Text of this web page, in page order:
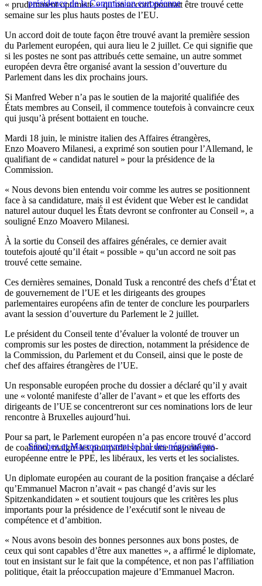
présidence de la Commission européenne
« prudemment optimiste » qu’un accord pourrait être trouvé cette
semaine sur les plus hauts postes de l’EU.
Un accord doit de toute façon être trouvé avant la première session
du Parlement européen, qui aura lieu le 2 juillet. Ce qui signifie que
si les postes ne sont pas attribués cette semaine, un autre sommet
européen devra être organisé avant la session d’ouverture du
Parlement dans les dix prochains jours.
Si Manfred Weber n’a pas le soutien de la majorité qualifiée des
États membres au Conseil, il commence toutefois à convaincre ceux
qui jusqu’à présent bottaient en touche.
Mardi 18 juin, le ministre italien des Affaires étrangères,
Enzo Moavero Milanesi, a exprimé son soutien pour l’Allemand, le
qualifiant de « candidat naturel » pour la présidence de la
Commission.
« Nous devons bien entendu voir comme les autres se positionnent
face à sa candidature, mais il est évident que Weber est le candidat
naturel autour duquel les États devront se confronter au Conseil », a
souligné Enzo Moavero Milanesi.
À la sortie du Conseil des affaires générales, ce dernier avait
toutefois ajouté qu’il était « possible » qu’un accord ne soit pas
trouvé cette semaine.
Ces dernières semaines, Donald Tusk a rencontré des chefs d’État et
de gouvernement de l’UE et les dirigeants des groupes
parlementaires européens afin de tenter de conclure les pourparlers
avant la session d’ouverture du Parlement le 2 juillet.
Le président du Conseil tente d’évaluer la volonté de trouver un
compromis sur les postes de direction, notamment la présidence de
la Commission, du Parlement et du Conseil, ainsi que le poste de
chef des affaires étrangères de l’UE.
Un responsable européen proche du dossier a déclaré qu’il y avait
une « volonté manifeste d’aller de l’avant » et que les efforts des
dirigeants de l’UE se concentreront sur ces nominations lors de leur
rencontre à Bruxelles aujourd’hui.
Sánchez et Macron ouvrent le bal des négociations
Pour sa part, le Parlement européen n’a pas encore trouvé d’accord
de coalition, malgré les pourparlers pour une majorité pro-
européenne entre le PPE, les libéraux, les verts et les socialistes.
Un diplomate européen au courant de la position française a déclaré
qu’Emmanuel Macron n’avait « pas changé d’avis sur les
Spitzenkandidaten » et soutient toujours que les critères les plus
importants pour la présidence de l’exécutif sont le niveau de
compétence et d’ambition.
« Nous avons besoin des bonnes personnes aux bons postes, de
ceux qui sont capables d’être aux manettes », a affirmé le diplomate,
tout en insistant sur le fait que la compétence, et non pas l’affiliation
politique, était la préoccupation majeure d’Emmanuel Macron.